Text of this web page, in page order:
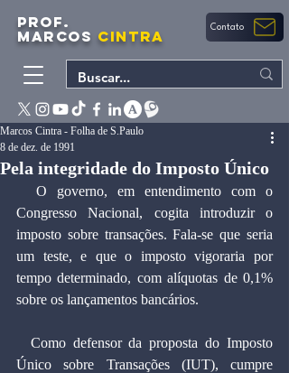
PROF.
MARCOS CINTRA Contato
Pela integridade do Imposto Único
Marcos Cintra - Folha de S.Paulo
8 de dez. de 1991
Congresso Nacional, cogita introduzir o
imposto sobre transações. Fala-se que seria
um teste, e que o imposto vigoraria por
tempo determinado, com alíquotas de 0,1%
sobre os lançamentos bancários.
Único sobre Transações (IUT), cumpre